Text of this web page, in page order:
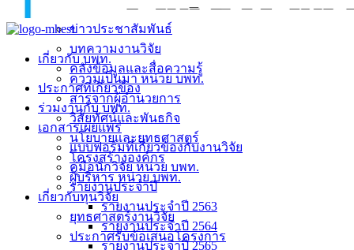
เกี่ยวกับ บพท.
ความเป็นมา หน่วย บพท.
สารจากผู้อำนวยการ
วิสัยทัศน์และพันธกิจ
นโยบายและยุทธศาสตร์
โครงสร้างองค์กร
ผู้บริหาร หน่วย บพท.
เกี่ยวกับทุนวิจัย
ยุทธศาสตร์งานวิจัย
ประกาศรับข้อเสนอโครงการ
ข่าวสารและกิจกรรม
ข่าวประชาสัมพันธ์
บทความงานวิจัย
คลังข้อมูลและสื่อความรู้
ประกาศที่เกี่ยวข้อง
ร่วมงานกับ บพท.
เอกสารเผยแพร่
แบบฟอร์มที่เกี่ยวข้องกับงานวิจัย
คู่มือนักวิจัย หน่วย บพท.
รายงานประจำปี
รายงานประจำปี 2563
รายงานประจำปี 2564
รายงานประจำปี 2565